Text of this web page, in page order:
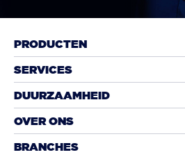
PRODUCTEN
SERVICES
DUURZAAMHEID
OVER ONS
BRANCHES